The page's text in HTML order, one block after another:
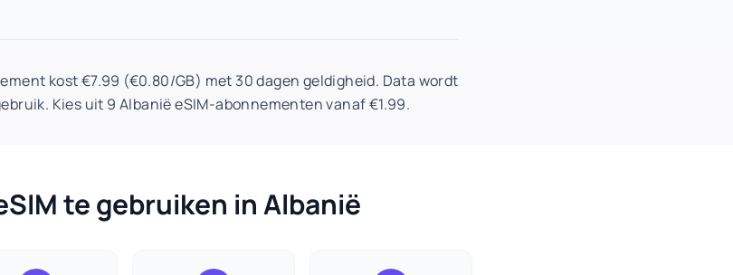
kost €7.99 (€0.80/GB) met 30 dagen geldigheid. Data wordt
Kies uit 9 Albanië eSIM-abonnementen vanaf €1.99.
te gebruiken in Albanië